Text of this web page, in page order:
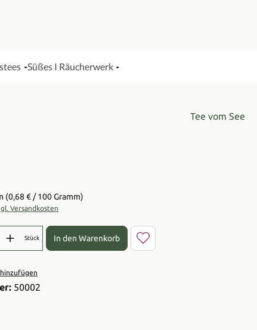
Süßes I Räucherwerk
Tee vom See
(0,68 € / 100 Gramm)
Versandkosten
Gib den gewünschten Wert ein oder benutze die
Stück In den Warenkorb
50002